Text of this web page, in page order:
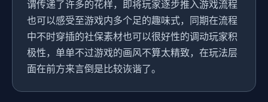
谓传递了许多的花样，即将玩家逐步推入游戏流程
也可以感受至游戏内多个足的趣味式，同期在流程
中不时穿插的社保素材也可以很好性的调动玩家积
极性，单单不过游戏的画风不算太精致，在玩法层
面在前方来言倒是比较诙谐了。